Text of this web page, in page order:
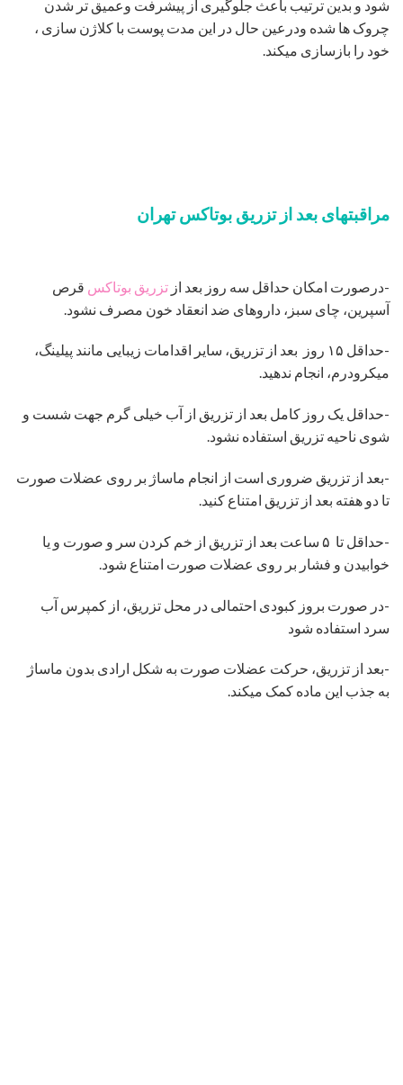
شود و بدین ترتیب باعث جلوگیری از پیشرفت وعمیق تر شدن
چروک ها شده ودرعین حال در این مدت پوست با کلاژن سازی ،
خود را بازسازی میکند.
مراقبتهای بعد از تزریق بوتاکس تهران
-درصورت امکان حداقل سه روز بعد از تزریق بوتاکس قرص
آسپرین، چای سبز، داروهای ضد انعقاد خون مصرف نشود.
-حداقل ۱۵ روز بعد از تزریق، سایر اقدامات زیبایی مانند پیلینگ،
میکرودرم، انجام ندهید.
-حداقل یک روز کامل بعد از تزریق از آب خیلی گرم جهت شست و
شوی ناحیه تزریق استفاده نشود.
-بعد از تزریق ضروری است از انجام ماساژ بر روی عضلات صورت
تا دو هفته بعد از تزریق امتناع کنید.
-حداقل تا ۵ ساعت بعد از تزریق از خم کردن سر و صورت و یا
خوابیدن و فشار بر روی عضلات صورت امتناع شود.
-در صورت بروز کبودی احتمالی در محل تزریق، از کمپرس آب
سرد استفاده شود
-بعد از تزریق، حرکت عضلات صورت به شکل ارادی بدون ماساژ
به جذب این ماده کمک میکند.